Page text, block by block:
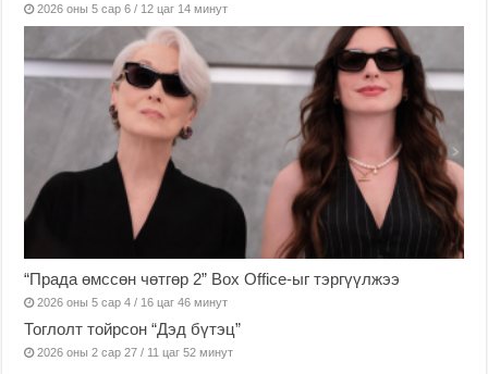
2026 оны 5 сар 6 / 12 цаг 14 минут
“Прада өмссөн чөтгөр 2” Box Office-ыг тэргүүлжээ
2026 оны 5 сар 4 / 16 цаг 46 минут
Тоглолт тойрсон “Дэд бүтэц”
2026 оны 2 сар 27 / 11 цаг 52 минут